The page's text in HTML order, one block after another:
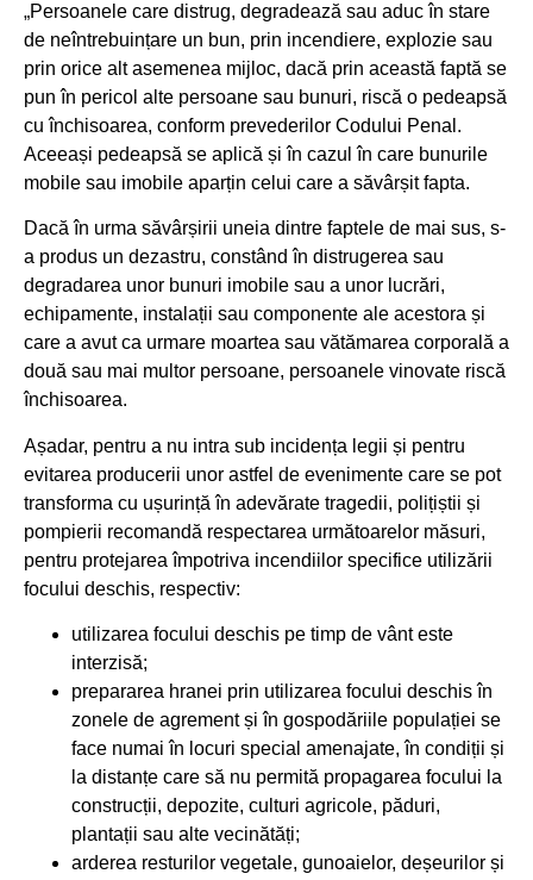
„Persoanele care distrug, degradează sau aduc în stare
de neîntrebuințare un bun, prin incendiere, explozie sau
prin orice alt asemenea mijloc, dacă prin această faptă se
pun în pericol alte persoane sau bunuri, riscă o pedeapsă
cu închisoarea, conform prevederilor Codului Penal.
Aceeași pedeapsă se aplică și în cazul în care bunurile
mobile sau imobile aparțin celui care a săvârșit fapta.
Dacă în urma săvârșirii uneia dintre faptele de mai sus, s-
a produs un dezastru, constând în distrugerea sau
degradarea unor bunuri imobile sau a unor lucrări,
echipamente, instalații sau componente ale acestora și
care a avut ca urmare moartea sau vătămarea corporală a
două sau mai multor persoane, persoanele vinovate riscă
închisoarea.
Așadar, pentru a nu intra sub incidența legii și pentru
evitarea producerii unor astfel de evenimente care se pot
transforma cu ușurință în adevărate tragedii, polițiștii și
pompierii recomandă respectarea următoarelor măsuri,
pentru protejarea împotriva incendiilor specifice utilizării
focului deschis, respectiv:
utilizarea focului deschis pe timp de vânt este
interzisă;
prepararea hranei prin utilizarea focului deschis în
zonele de agrement și în gospodăriile populației se
face numai în locuri special amenajate, în condiții și
la distanțe care să nu permită propagarea focului la
construcții, depozite, culturi agricole, păduri,
plantații sau alte vecinătăți;
arderea resturilor vegetale, gunoaielor, deșeurilor și